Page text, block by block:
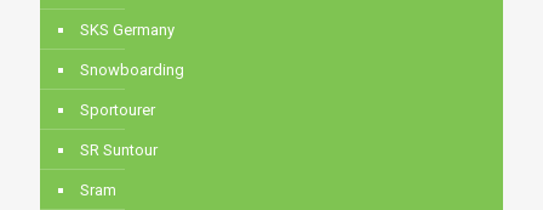
SKS Germany
Snowboarding
Sportourer
SR Suntour
Sram